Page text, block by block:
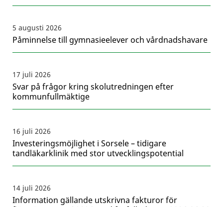
5 augusti 2026
Påminnelse till gymnasieelever och vårdnadshavare
17 juli 2026
Svar på frågor kring skolutredningen efter
kommunfullmäktige
16 juli 2026
Investeringsmöjlighet i Sorsele – tidigare
tandläkarklinik med stor utvecklingspotential
14 juli 2026
Information gällande utskrivna fakturor för